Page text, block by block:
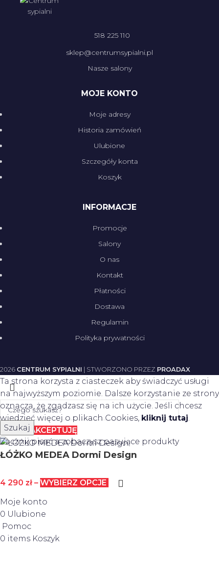
518 225 110
sklep@centrumsypialni.pl
Nasze salony
MOJE KONTO
Moje adresy
Historia zamówień
Ulubione
Szczegóły konta
Koszyk
INFORMACJE
Promocje
Salony
O nas
Kontakt
Płatności
Dostawa
Regulamin
Polityka prywatności
2026 CENTRUM SYPIALNI | STWORZONO PRZEZ PROADAX
Szukaj
Zacznij pisać a zobaczysz pasujące produkty
Ta strona korzysta z ciasteczek aby świadczyć usługi
na najwyższym poziomie. Dalsze korzystanie ze strony
oznacza, że zgadzasz się na ich użycie. Jeśli chcesz
wiedzieć więcej o plikach Cookies,kliknij tutaj.
Więcej AKCEPTUJĘ
ŁÓŻKO MEDEA Dormi Design
4 290 zł – WYBIERZ OPCJE
Moje konto
0 Ulubione
Pomoc
0 items Koszyk